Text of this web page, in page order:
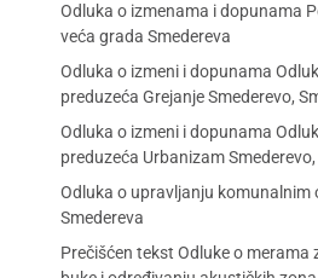
Odluka o izmenama i dopunama
veća grada Smedereva
Odluka o izmeni i dopunama
preduzeća Grejanje Smederevo,
Odluka o izmeni i dopunama
preduzeća Urbanizam
Odluka o upravljanju
Smedereva
Prečišćen tekst Odluke o